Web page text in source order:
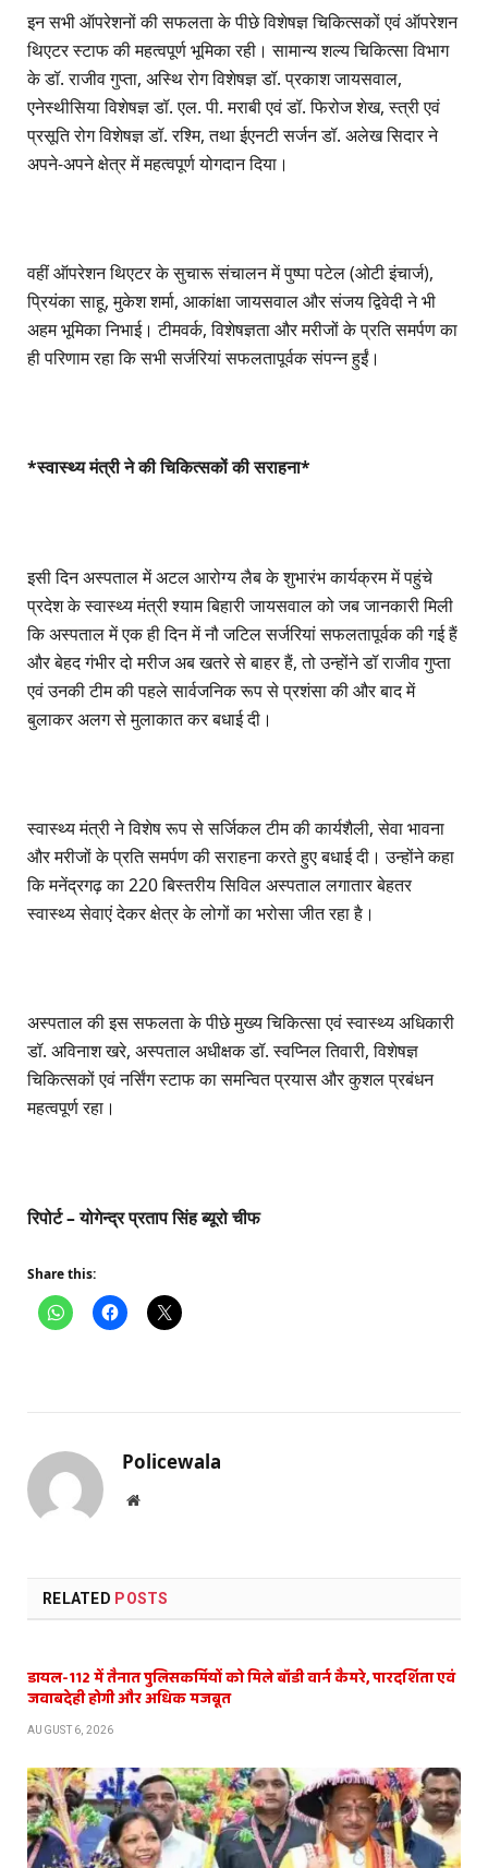
इन सभी ऑपरेशनों की सफलता के पीछे विशेषज्ञ चिकित्सकों एवं ऑपरेशन
थिएटर स्टाफ की महत्वपूर्ण भूमिका रही। सामान्य शल्य चिकित्सा विभाग
के डॉ. राजीव गुप्ता, अस्थि रोग विशेषज्ञ डॉ. प्रकाश जायसवाल,
एनेस्थीसिया विशेषज्ञ डॉ. एल. पी. मराबी एवं डॉ. फिरोज शेख, स्त्री एवं
प्रसूति रोग विशेषज्ञ डॉ. रश्मि, तथा ईएनटी सर्जन डॉ. अलेख सिदार ने
अपने-अपने क्षेत्र में महत्वपूर्ण योगदान दिया।
वहीं ऑपरेशन थिएटर के सुचारू संचालन में पुष्पा पटेल (ओटी इंचार्ज),
प्रियंका साहू, मुकेश शर्मा, आकांक्षा जायसवाल और संजय द्विवेदी ने भी
अहम भूमिका निभाई। टीमवर्क, विशेषज्ञता और मरीजों के प्रति समर्पण का
ही परिणाम रहा कि सभी सर्जरियां सफलतापूर्वक संपन्न हुईं।
*स्वास्थ्य मंत्री ने की चिकित्सकों की सराहना*
इसी दिन अस्पताल में अटल आरोग्य लैब के शुभारंभ कार्यक्रम में पहुंचे
प्रदेश के स्वास्थ्य मंत्री श्याम बिहारी जायसवाल को जब जानकारी मिली
कि अस्पताल में एक ही दिन में नौ जटिल सर्जरियां सफलतापूर्वक की गई हैं
और बेहद गंभीर दो मरीज अब खतरे से बाहर हैं, तो उन्होंने डॉ राजीव गुप्ता
एवं उनकी टीम की पहले सार्वजनिक रूप से प्रशंसा की और बाद में
बुलाकर अलग से मुलाकात कर बधाई दी।
स्वास्थ्य मंत्री ने विशेष रूप से सर्जिकल टीम की कार्यशैली, सेवा भावना
और मरीजों के प्रति समर्पण की सराहना करते हुए बधाई दी। उन्होंने कहा
कि मनेंद्रगढ़ का 220 बिस्तरीय सिविल अस्पताल लगातार बेहतर
स्वास्थ्य सेवाएं देकर क्षेत्र के लोगों का भरोसा जीत रहा है।
अस्पताल की इस सफलता के पीछे मुख्य चिकित्सा एवं स्वास्थ्य अधिकारी
डॉ. अविनाश खरे, अस्पताल अधीक्षक डॉ. स्वप्निल तिवारी, विशेषज्ञ
चिकित्सकों एवं नर्सिंग स्टाफ का समन्वित प्रयास और कुशल प्रबंधन
महत्वपूर्ण रहा।
रिपोर्ट – योगेन्द्र प्रताप सिंह ब्यूरो चीफ
Share this:
Policewala
Website
RELATED POSTS
डायल-112 में तैनात पुलिसकर्मियों को मिले बॉडी वार्न कैमरे, पारदर्शिता एवं
जवाबदेही होगी और अधिक मजबूत
AUGUST 6, 2026